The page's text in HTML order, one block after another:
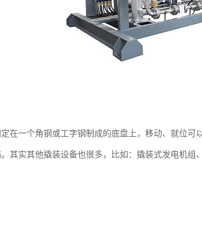
在一个角钢或工字钢制成的底盘上，移动、就位
其实其他撬装设备也很多，比如：撬装式发电机组